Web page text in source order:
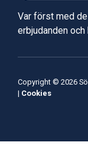
Var först med
erbjudanden och
Copyright © 2026
| Cookies